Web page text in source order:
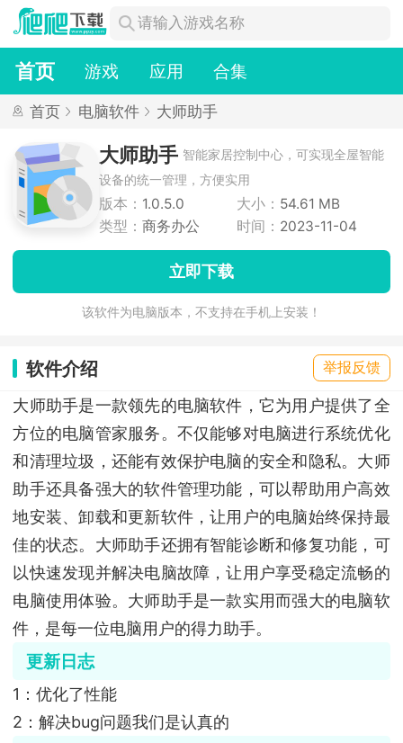
首页 游戏 应用 合集
首页 电脑软件 大师助手
大师助手 智能家居控制中心，可实现全屋智能
设备的统一管理，方便实用
版本： 1.0.5.0 大小： 54.61 MB
类型： 商务办公 时间： 2023-11-04
立即下载
该软件为电脑版本，不支持在手机上安装！
软件介绍 举报反馈
大师助手是一款领先的电脑软件，它为用户提供了全
方位的电脑管家服务。不仅能够对电脑进行系统优化
和清理垃圾，还能有效保护电脑的安全和隐私。大师
助手还具备强大的软件管理功能，可以帮助用户高效
地安装、卸载和更新软件，让用户的电脑始终保持最
佳的状态。大师助手还拥有智能诊断和修复功能，可
以快速发现并解决电脑故障，让用户享受稳定流畅的
电脑使用体验。大师助手是一款实用而强大的电脑软
件，是每一位电脑用户的得力助手。
更新日志
1：优化了性能
2：解决bug问题我们是认真的